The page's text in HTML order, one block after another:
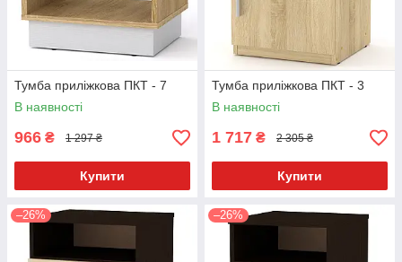
Тумба приліжкова ПКТ - 7
В наявності
966 ₴ 1 297 ₴
Купити
Тумба приліжкова ПКТ - 3
В наявності
1 717 ₴ 2 305 ₴
Купити
–26% –26%